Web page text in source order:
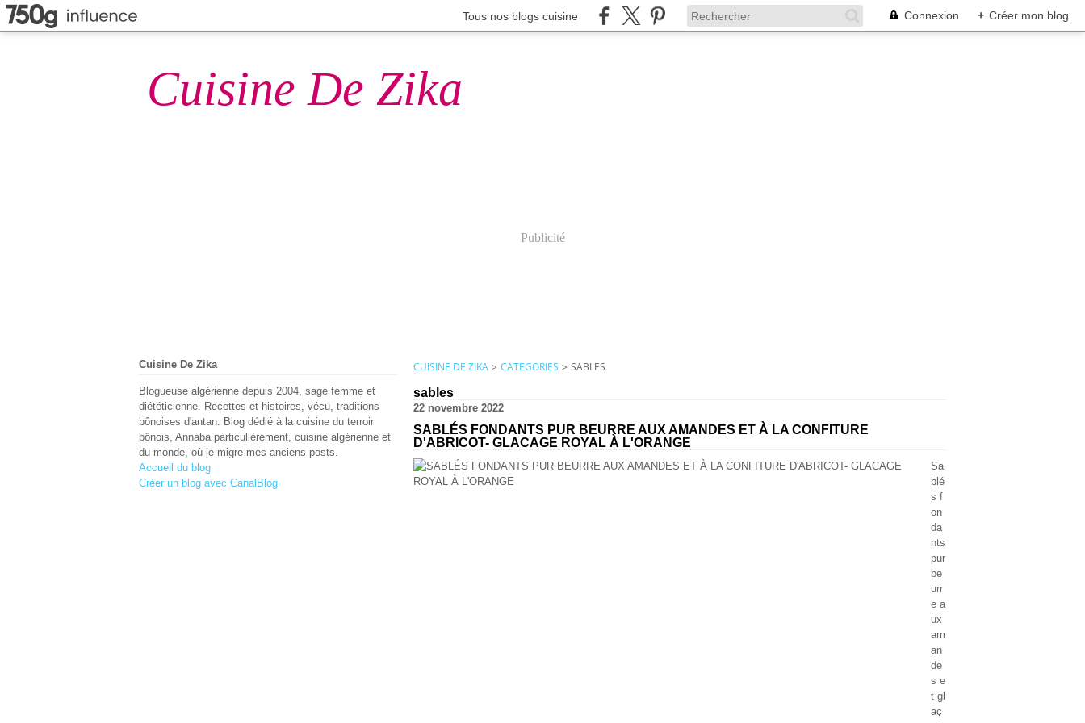
Tous nos blogs cuisine Connexion + Créer mon blog
Cuisine De Zika
Publicité
Cuisine De Zika
Blogueuse algérienne depuis 2004, sage femme et
diététicienne. Recettes et histoires, vécu, traditions
bônoises d'antan. Blog dédié à la cuisine du terroir
bônois, Annaba particulièrement, cuisine algérienne et
du monde, où je migre mes anciens posts.
Accueil du blog
Créer un blog avec CanalBlog
CUISINE DE ZIKA > CATEGORIES > SABLES
sables
22 novembre 2022
SABLÉS FONDANTS PUR BEURRE AUX AMANDES ET À LA CONFITURE
D'ABRICOT- GLACAGE ROYAL À L'ORANGE
Sa
blé
s f
on
da
nts
pur
be
urr
e a
ux
am
an
de
s e
t gl
aç